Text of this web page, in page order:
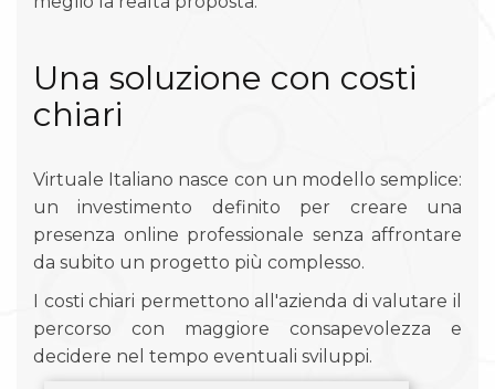
Una soluzione con costi
chiari
Virtuale Italiano nasce con un modello semplice:
un investimento definito per creare una
presenza online professionale senza affrontare
da subito un progetto più complesso.
I costi chiari permettono all'azienda di valutare il
percorso con maggiore consapevolezza e
decidere nel tempo eventuali sviluppi.